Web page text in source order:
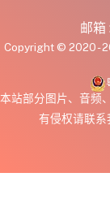
邮箱 :
Copyright © 2020 -
本站部分图片、音频
有侵权请联